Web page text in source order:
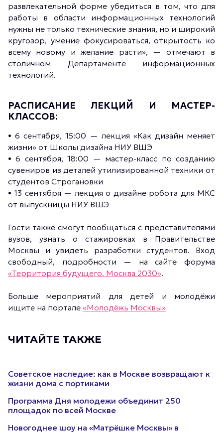
развлекательной форме убедиться в том, что для
работы в области информационных технологий
нужны не только технические знания, но и широкий
кругозор, умение фокусироваться, открытость ко
всему новому и желание расти», — отмечают в
столичном Департаменте информационных
технологий.
РАСПИСАНИЕ ЛЕКЦИЙ И МАСТЕР-
КЛАССОВ:
• 6 сентября, 15:00 — лекция «Как дизайн меняет
жизни» от Школы дизайна НИУ ВШЭ
• 6 сентября, 18:00 — мастер-класс по созданию
сувениров из деталей утилизированной техники от
студентов Строгановки
• 13 сентября — лекция о дизайне робота для МКС
от выпускницы НИУ ВШЭ
Гости также смогут пообщаться с представителями
вузов, узнать о стажировках в Правительстве
Москвы и увидеть разработки студентов. Вход
свободный, подробности — на сайте форума
«Территория будущего. Москва 2030».
Больше мероприятий для детей и молодёжи
ищите на портале «Молодёжь Москвы»
ЧИТАЙТЕ ТАКЖЕ
Советское наследие: как в Москве возвращают к
жизни дома с портиками
Программа Дня молодежи объединит 250
площадок по всей Москве
Новогоднее шоу на «Матрёшке Москвы» в